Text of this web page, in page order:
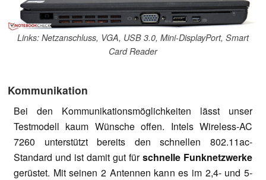
Links: Netzanschluss, VGA, USB 3.0, Mini-DisplayPort, Smart
Card Reader
Kommunikation
Bei den Kommunikationsmöglichkeiten lässt unser
Testmodell kaum Wünsche offen. Intels Wireless-AC
7260 unterstützt bereits den schnellen 802.11ac-
Standard und ist damit gut fürschnelle Funknetzwerke
gerüstet. Mit seinen 2 Antennen kann es im 2,4- und 5-